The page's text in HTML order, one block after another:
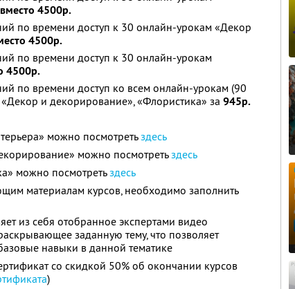
4500р.
по времени доступ к 30 онлайн-урокам «Декор
4500р.
по времени доступ к 30 онлайн-урокам
4500р.
по времени доступ ко всем онлайн-урокам (90
и декорирование», «Флористика» за 945р.
можно посмотретьздесь
можно посмотретьздесь
можно посмотретьздесь
материалам курсов, необходимо заполнить
из себя отобранное экспертами видео
заданную тему, что позволяет
навыки в данной тематике
со скидкой 50% об окончании курсов
)